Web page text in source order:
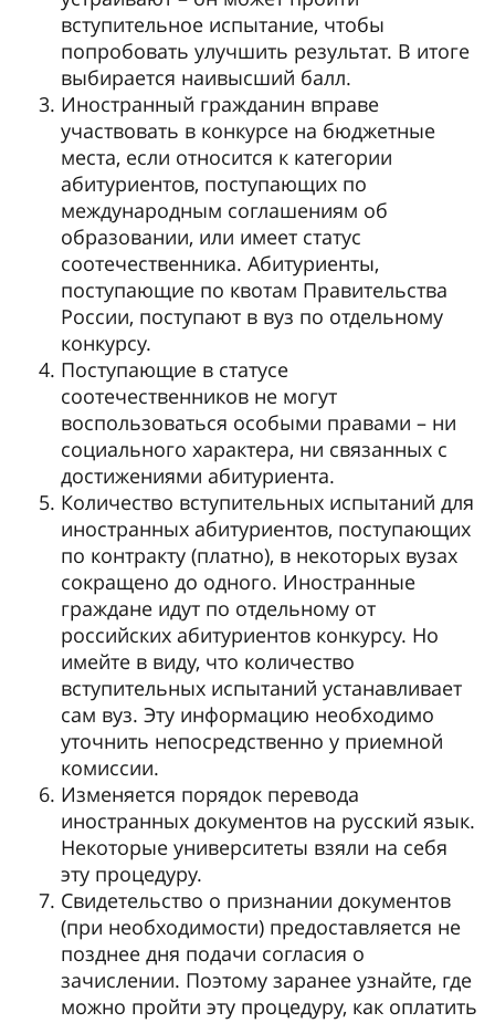
вступительное испытание, чтобы
попробовать улучшить результат. В итоге
выбирается наивысший балл.
Иностранный гражданин вправе
участвовать в конкурсе на бюджетные
места, если относится к категории
абитуриентов, поступающих по
международным соглашениям об
образовании, или имеет статус
соотечественника. Абитуриенты,
поступающие по квотам Правительства
России, поступают в вуз по отдельному
конкурсу.
Поступающие в статусе
соотечественников не могут
воспользоваться особыми правами – ни
социального характера, ни связанных с
достижениями абитуриента.
Количество вступительных испытаний для
иностранных абитуриентов, поступающих
по контракту (платно), в некоторых вузах
сокращено до одного. Иностранные
граждане идут по отдельному от
российских абитуриентов конкурсу. Но
имейте в виду, что количество
вступительных испытаний устанавливает
сам вуз. Эту информацию необходимо
уточнить непосредственно у приемной
комиссии.
Изменяется порядок перевода
иностранных документов на русский язык.
Некоторые университеты взяли на себя
эту процедуру.
Свидетельство о признании документов
(при необходимости) предоставляется не
позднее дня подачи согласия о
зачислении. Поэтому заранее узнайте, где
можно пройти эту процедуру, как оплатить